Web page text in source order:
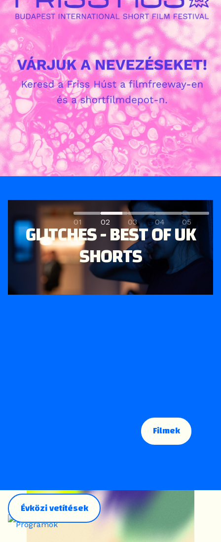
01 02 03 04 05
GLITCHES - BEST OF UK
SHORTS
Filmek
Évközi vetítések